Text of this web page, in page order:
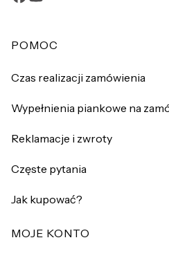
Linki w stopce
POMOC
Czas realizacji zamówienia
Wypełnienia piankowe na
Reklamacje i zwroty
Częste pytania
Jak kupować?
MOJE KONTO